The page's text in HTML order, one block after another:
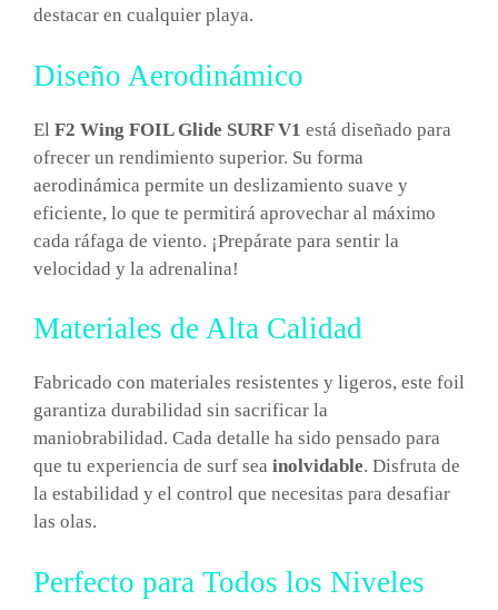
destacar en cualquier playa.
Diseño Aerodinámico
El F2 Wing FOIL Glide SURF V1 está diseñado para
ofrecer un rendimiento superior. Su forma
aerodinámica permite un deslizamiento suave y
eficiente, lo que te permitirá aprovechar al máximo
cada ráfaga de viento. ¡Prepárate para sentir la
velocidad y la adrenalina!
Materiales de Alta Calidad
Fabricado con materiales resistentes y ligeros, este foil
garantiza durabilidad sin sacrificar la
maniobrabilidad. Cada detalle ha sido pensado para
que tu experiencia de surf sea inolvidable. Disfruta de
la estabilidad y el control que necesitas para desafiar
las olas.
Perfecto para Todos los Niveles